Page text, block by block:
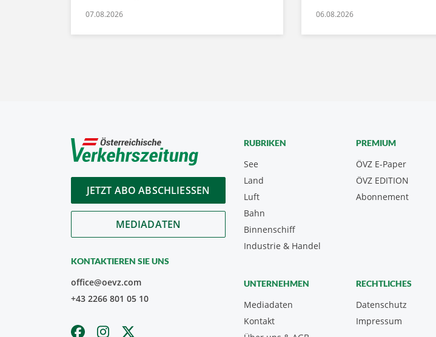
07.08.2026 06.08.2026
JETZT ABO ABSCHLIESSEN
MEDIADATEN
KONTAKTIEREN SIE UNS
office@oevz.com
+43 2266 801 05 10
RUBRIKEN
See
Land
Luft
Bahn
Binnenschiff
Industrie & Handel
PREMIUM
ÖVZ E-Paper
Abonnement
ÖVZ EDITION
UNTERNEHMEN
Mediadaten
Kontakt
RECHTLICHES
Datenschutz
Impressum